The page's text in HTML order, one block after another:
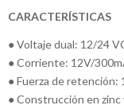
CARACTERÍSTICAS
● Voltaje dual: 12/24
● Corriente: 12V/
● Fuerza de retención:
● Construcción en zinc